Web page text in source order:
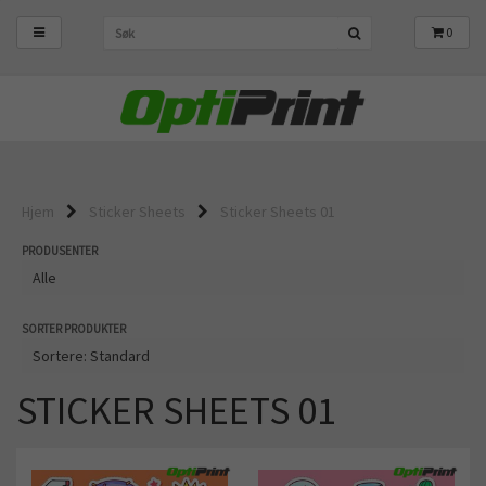
0
Hjem Sticker Sheets Sticker Sheets 01
PRODUSENTER
SORTER PRODUKTER
STICKER SHEETS 01